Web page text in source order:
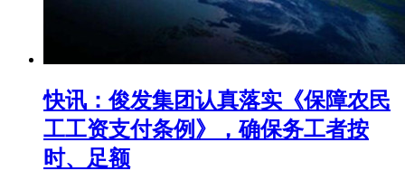
快讯：俊发集团认真落实《保障农民
工工资支付条例》，确保务工者按
时、足额